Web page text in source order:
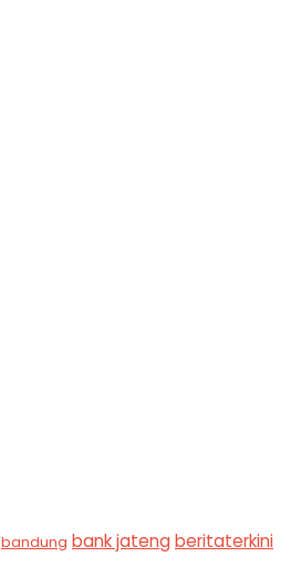
bandung bank jateng beritaterkini